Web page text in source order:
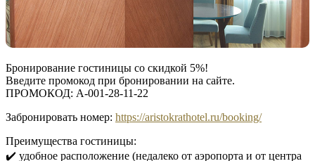
Бронирование гостиницы со скидкой 5%!
Введите промокод при бронировании на сайте.
ПРОМОКОД: A-001-28-11-22
Забронировать номер: https://aristokrathotel.ru/booking/
Преимущества гостиницы:
✔️ удобное расположение (недалеко от аэропорта и от центра